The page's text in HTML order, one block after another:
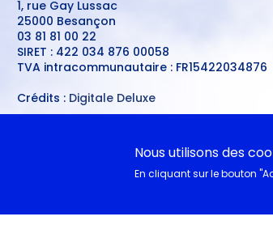
1, rue Gay Lussac
25000 Besançon
03 81 81 00 22
SIRET : 422 034 876 00058
TVA intracommunautaire : FR15422034876
Crédits : Digitale Deluxe
Se connecter
Nous utilisons des
En cliquant sur le bouton